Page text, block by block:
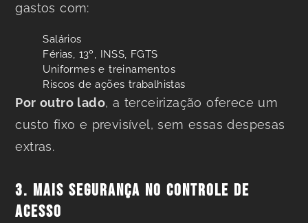
gastos com:
Salários
Férias, 13º, INSS, FGTS
Uniformes e treinamentos
Riscos de ações trabalhistas
Por outro lado, a terceirização oferece um
custo fixo e previsível, sem essas despesas
extras.
3. MAIS SEGURANÇA NO CONTROLE DE
ACESSO